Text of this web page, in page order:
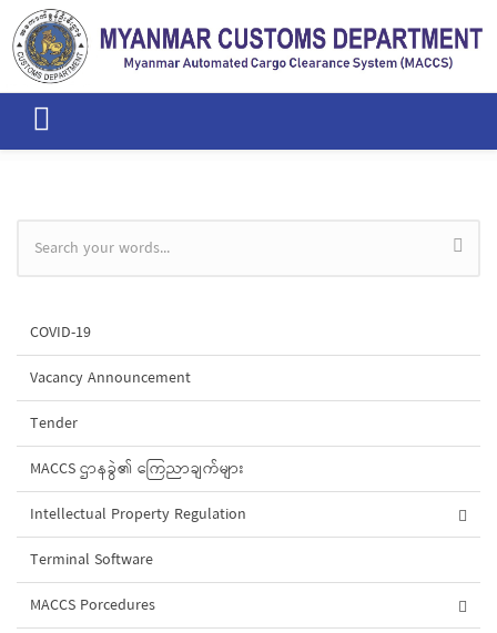
Skip to main content
Search form
COVID-19
Vacancy Announcement
Tender
MACCS ဌာနခွဲ၏ ကြေညာချက်များ
Intellectual Property Regulation
Terminal Software
MACCS Porcedures